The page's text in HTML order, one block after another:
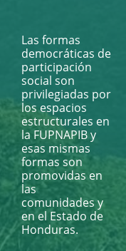
Las formas
democráticas de
participación
social son
privilegiadas por
los espacios
estructurales en
la FUPNAPIB y
esas mismas
formas son
promovidas en
las
comunidades y
en el Estado de
Honduras.